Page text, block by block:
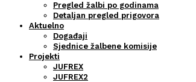
Pregled žalbi po godinama
Detaljan pregled prigovora
Aktuelno
Događaji
Sjednice žalbene komisije
Projekti
JUFREX
JUFREX2